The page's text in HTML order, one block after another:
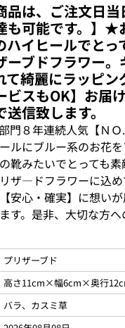
品は、ご注文日
も可能です。】★
イヒールでとっ
ーブドフラワー。
綺麗にラッピン
ビスもOK】お届
信致します。
門８年連続人気【Ｎ
ルにブルー系のお花を
靴みたいでとっても
ザ―ドフラワーに込
安心・確実】に想い
す。是非、大切な方
プリザーブド
高さ11cm×幅6cm×奥行
バラ、カスミ草